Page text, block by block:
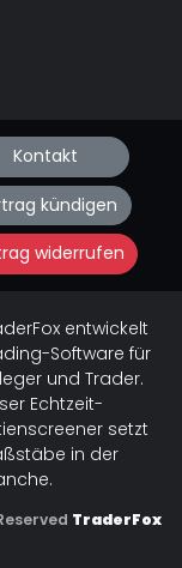
Kontakt
kündigen
widerrufen
entwickelt
Software für
und Trader.
Echtzeit-
setzt
in der
TraderFox